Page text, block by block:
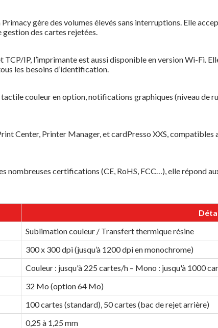
gère des volumes élevés sans interruptions. Elle
gestion des cartes rejetées.
IP, l’imprimante est aussi disponible en version Wi-Fi.
les besoins d’identification.
couleur en option, notifications graphiques (niveau de
Center, Printer Manager, et cardPresso XXS,
nombreuses certifications (CE, RoHS, FCC…), elle répond
Sublimation couleur / Transfert thermique résine
300 x 300 dpi (jusqu’à 1200 dpi en monochrome)
Couleur : jusqu'à 225 cartes/h – Mono : jusqu'à 1000
32 Mo (option 64 Mo)
100 cartes (standard), 50 cartes (bac de rejet arrière)
0,25 à 1,25 mm